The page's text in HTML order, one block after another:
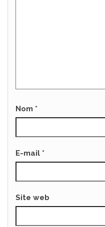
Nom *
E-mail *
Site web